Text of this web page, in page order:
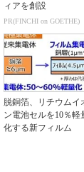
ィアを創設
PR(FINCHI on GOETHE)
脱銅箔、リチウムイ
ン電池セルを10％軽
化する新フィルム